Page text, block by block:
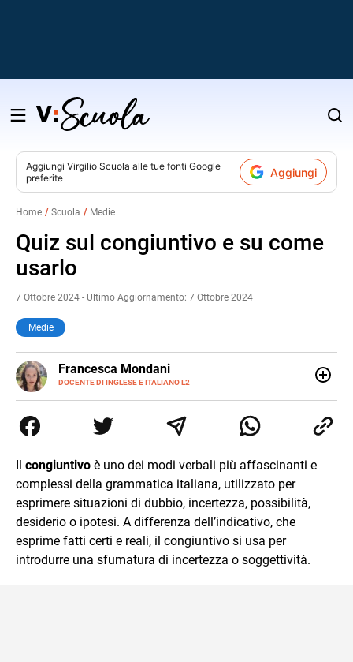
Salta
contenuto
Aggiungi Virgilio Scuola alle tue fonti Google
preferite
Aggiungi
Home Scuola Medie
Quiz sul congiuntivo e su come
usarlo
7 Ottobre 2024 - Ultimo Aggiornamento: 7 Ottobre 2024
Medie
Francesca Mondani
DOCENTE DI INGLESE E ITALIANO L2
LINKEDIN
INSTAGRAM
secondaria di secondo grado. Mi occupo inoltre di
traduzioni, SEO Onsite e contenuti per il web. Amo i saggi
della sintesi.
Il congiuntivo è uno dei modi verbali più affascinanti e
complessi della grammatica italiana, utilizzato per
esprimere situazioni di dubbio, incertezza, possibilità,
desiderio o ipotesi. A differenza dell’indicativo, che
esprime fatti certi e reali, il congiuntivo si usa per
introdurre una sfumatura di incertezza o soggettività.